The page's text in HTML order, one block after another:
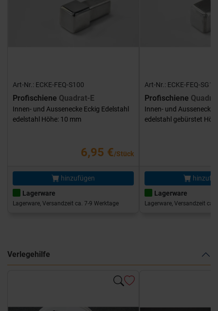
Art-Nr.: ECKE-FEQ-S100
Profischiene Quadrat-E
Innen- und Aussenecke Eckig Edelstahl
edelstahl Höhe: 10 mm
6,95 €/Stück
hinzufügen
Lagerware
Lagerware, Versandzeit ca. 7-9 Werktage
Art-Nr.: ECKE-FEQ-
Profischiene
Innen- und Aussenecke
edelstahl gebürstet
Lagerware
Lagerware, Versandzeit ca.
Verlegehilfe